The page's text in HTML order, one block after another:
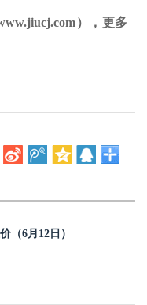
），更多
（6月12日）